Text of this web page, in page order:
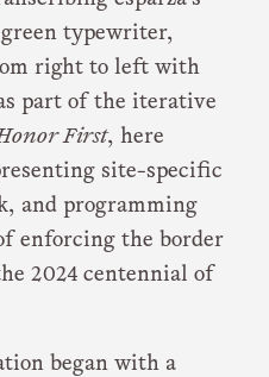
typewriter,
right to left with
part of the iterative
First, here
site-specific
and programming
enforcing the border
2024 centennial of
began with a